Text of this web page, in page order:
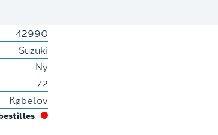
42990
Suzuki
Ny
72
Købelov